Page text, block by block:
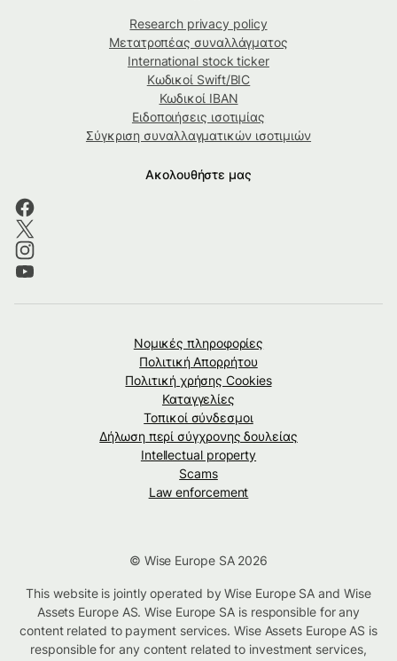
Research privacy policy
Μετατροπέας συναλλάγματος
International stock ticker
Κωδικοί Swift/BIC
Κωδικοί IBAN
Ειδοποιήσεις ισοτιμίας
Σύγκριση συναλλαγματικών ισοτιμιών
Ακολουθήστε μας
Νομικές πληροφορίες
Πολιτική Απορρήτου
Πολιτική χρήσης Cookies
Καταγγελίες
Τοπικοί σύνδεσμοι
Δήλωση περί σύγχρονης δουλείας
Intellectual property
Scams
Law enforcement
© Wise Europe SA 2026
This website is jointly operated by Wise Europe SA and Wise
Assets Europe AS. Wise Europe SA is responsible for any
content related to payment services. Wise Assets Europe AS is
responsible for any content related to investment services,